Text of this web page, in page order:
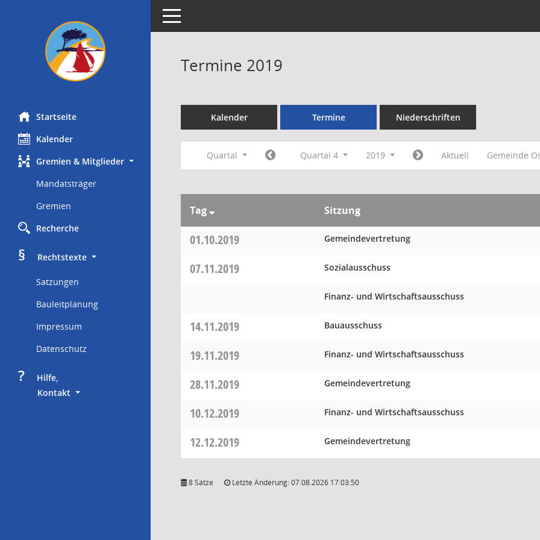
Startseite
Kalender
Gremien & Mitglieder
Mandatsträger
Gremien
Recherche
§
     Rechtstexte
Satzungen
Bauleitplanung
Impressum
Datenschutz
?
     Hilfe,
Kontakt
Toggle navigation
Termine 2019
Kalender Termine Niederschriften
Quartal Quartal 4 2019 Aktuell Gemeinde
Tag Sitzung
01.10.2019 Gemeindevertretung
07.11.2019 Sozialausschuss
Finanz- und Wirtschaftsausschuss
14.11.2019 Bauausschuss
19.11.2019 Finanz- und Wirtschaftsausschuss
28.11.2019 Gemeindevertretung
10.12.2019 Finanz- und Wirtschaftsausschuss
12.12.2019 Gemeindevertretung
8 Sätze Letzte Änderung: 07.08.2026 17:03:50